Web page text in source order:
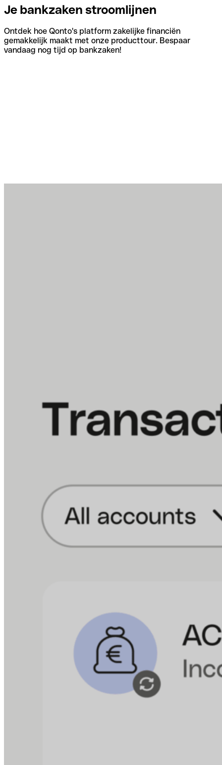
Je bankzaken stroomlijnen
Ontdek hoe Qonto's platform zakelijke financiën
gemakkelijk maakt met onze producttour. Bespaar
vandaag nog tijd op bankzaken!